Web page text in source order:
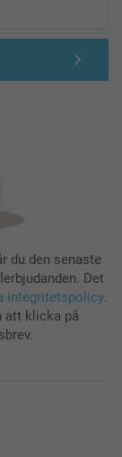
du den senaste
Det
integritetspolicy.
att klicka på